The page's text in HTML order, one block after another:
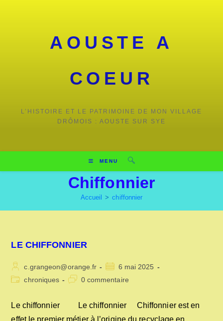
AOUSTE A
COEUR
L’HISTOIRE ET LE PATRIMOINE DE MON VILLAGE
DRÔMOIS : AOUSTE SUR SYE
MENU
Chiffonnier
Accueil > chiffonnier
LE CHIFFONNIER
Auteur/autrice
de
c.grangeon@orange.fr
Publication
publiée :
6 mai 2025
Postchroniques
Commentaires
publication :
0 commentaire
Le chiffonnier Le chiffonnier Chiffonnier est en
effet le premier métier à l’origine du recyclage en